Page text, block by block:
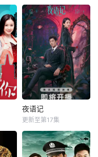
夜语记
更新至第17集